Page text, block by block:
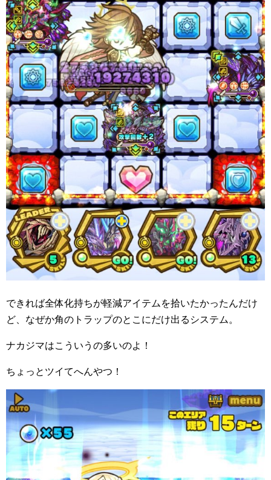
できれば全体化持ちが軽減アイテムを拾いたかったんだけ
ど、なぜか角のトラップのとこにだけ出るシステム。
ナカジマはこういうの多いのよ！
ちょっとツイてへんやつ！